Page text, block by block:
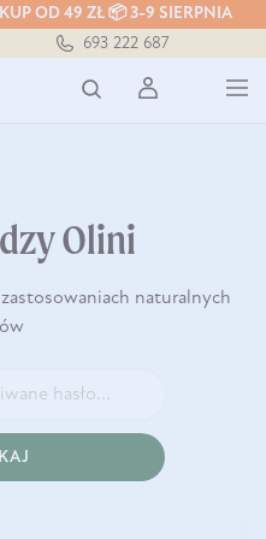
OD 49 ZŁ 📦 3-9 SIERPNIA
693 222 687
Olini
naturalnych